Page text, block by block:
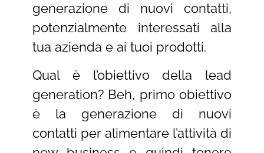
generazione di nuovi contatti,
potenzialmente interessati alla
tua azienda e ai tuoi prodotti.
Qual è l’obiettivo della lead
generation? Beh, primo obiettivo
è la generazione di nuovi
contatti per alimentare l’attività di